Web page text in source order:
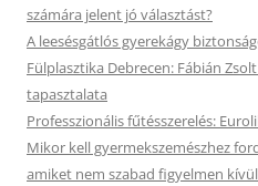
számára jelent jó választást?
A leesésgátlós gyerekágy
Fülplasztika Debrecen: Fábián
tapasztalata
Professzionális fűtésszerelés:
Mikor kell gyermekszemészhez
amiket nem szabad figyelmen